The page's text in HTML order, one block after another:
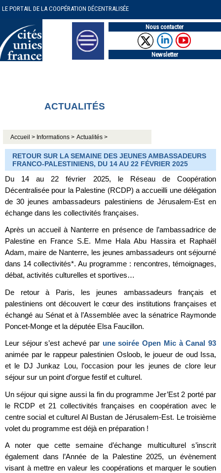
LE PORTAIL DE LA COOPÉRATION DÉCENTRALISÉE
Nous contacter
Newsletter
ACTUALITÉS
Accueil > Informations > Actualités >
RETOUR SUR LA SEMAINE DES JEUNES AMBASSADEURS
FRANCO-PALESTINIENS, DU 14 AU 22 FÉVRIER 2025
Du 14 au 22 février 2025, le Réseau de Coopération
Décentralisée pour la Palestine (RCDP) a accueilli une délégation
de 30 jeunes ambassadeurs palestiniens de Jérusalem-Est en
échange dans les collectivités françaises.
Après un accueil à Nanterre en présence de l’ambassadrice de
Palestine en France S.E. Mme Hala Abu Hassira et Raphaël
Adam, maire de Nanterre, les jeunes ambassadeurs ont séjourné
dans 14 collectivités*. Au programme : rencontres, témoignages,
débat, activités culturelles et sportives…
De retour à Paris, les jeunes ambassadeurs français et
palestiniens ont découvert le cœur des institutions françaises et
échangé au Sénat et à l’Assemblée avec la sénatrice Raymonde
Poncet-Monge et la députée Elsa Faucillon.
Leur séjour s’est achevé par une soirée Open Mic à Canal 93
animée par le rappeur palestinien Osloob, le joueur de oud Issa,
et le DJ Junkaz Lou, l’occasion pour les jeunes de clore leur
séjour sur un point d’orgue festif et culturel.
Un séjour qui signe aussi la fin du programme Jer’Est 2 porté par
le RCDP et 21 collectivités françaises en coopération avec le
centre social et culturel Al Bustan de Jérusalem-Est. Le troisième
volet du programme est déjà en préparation !
A noter que cette semaine d’échange multiculturel s’inscrit
également dans l’Année de la Palestine 2025, un évènement
visant à mettre en valeur les coopérations et marquer le soutien